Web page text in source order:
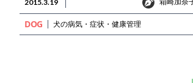
2015.3.19 箱崎加奈
DOG 犬の病気・症状・健康管理